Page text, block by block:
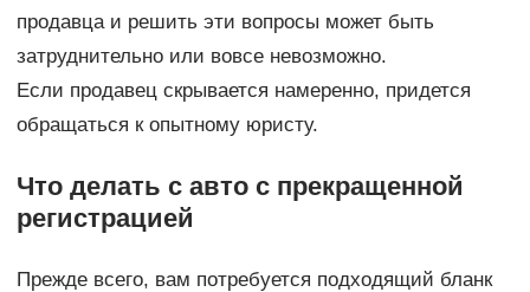
продавца и решить эти вопросы может быть
затруднительно или вовсе невозможно.
Если продавец скрывается намеренно, придется
обращаться к опытному юристу.
Что делать с авто с прекращенной
регистрацией
Прежде всего, вам потребуется подходящий бланк